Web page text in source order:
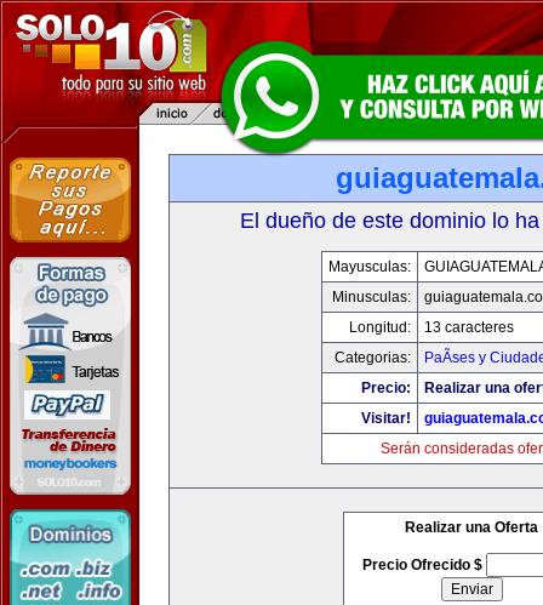
El dueño de este dominio lo
Mayusculas:
Minusculas:
Longitud:
13 caracteres
Categorias:
PaÃ­ses y
Precio:
Realizar una
Visitar!
Serán consideradas
Realizar una Oferta
Precio Ofrecido $